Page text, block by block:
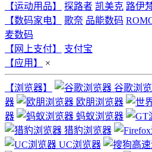
【运动用品】
探路者 凯美克 路伊
【数码家电】
歌奈 品能数码
麦数码
【网上支付】
支付宝
【应用】
×
【浏览器】 谷歌浏
器
欧朋浏览器
器
蚂蚁浏览器
猎豹浏览器
UC浏览器